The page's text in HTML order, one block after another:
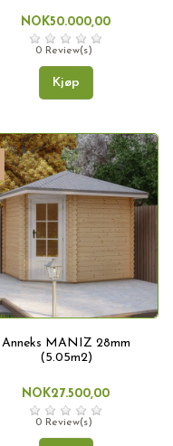
NOK50.000,00
0 Review(s)
Kjøp
Anneks MANIZ 28mm
(5.05m2)
NOK27.500,00
0 Review(s)